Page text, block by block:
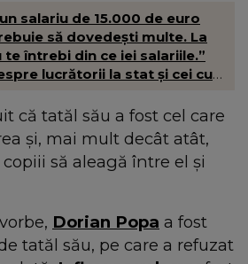
un salariu de 15.000 de euro
să dovedești multe. La
întrebi din ce iei salariile.”
lucrătorii la stat și cei cu
că tatăl său a fost cel care
și, mai mult decât atât,
să aleagă între el și
Dorian Popa a fost
tatăl său, pe care a refuzat